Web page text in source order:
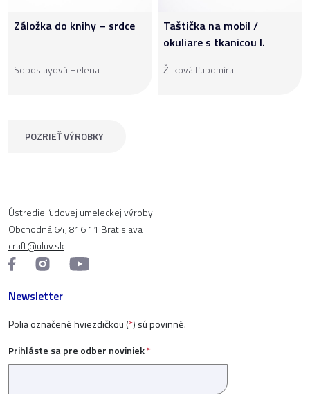
Záložka do knihy – srdce
Soboslayová Helena
Taštička na mobil /
okuliare s tkanicou I.
Žilková Ľubomíra
POZRIEŤ VÝROBKY
Ústredie ľudovej umeleckej výroby
Obchodná 64, 816 11 Bratislava
craft@uluv.sk
Newsletter
Polia označené hviezdičkou (*) sú povinné.
Prihláste sa pre odber noviniek*